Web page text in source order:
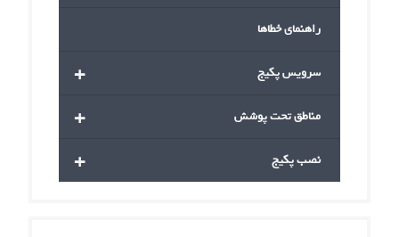
راهنمای خطاها
+ سرویس پکیج
+ مناطق تحت پوشش
+ نصب پکیج